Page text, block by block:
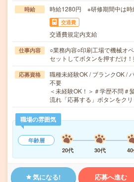
時給 時給1280円 ※研修期間中は時
交通費
交通費規定内支給
仕事内容
○業務内容○印刷工場で機械オ
セットしてボタンを押すだけ
応募資格
職種未経験OK / ブランクOK /
不要
＜未経験OK！＞＃学歴不問＃
流れ「応募する」ボタンをク
職場の雰囲気
年齢層
20代
30代
気になる! 応募へ進む